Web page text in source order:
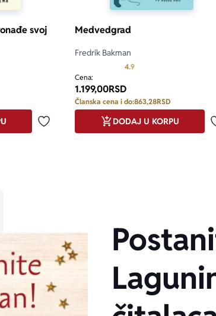
svoj
je 4.6 od 5
Dodaj u omiljene
Medvedgrad
Fredrik Bakman
4.9Prosecna ocena je 4.9 od
Cena:
1.199,00RSD
Članska cena i do:863,28RSD
DODAJ U KORPU